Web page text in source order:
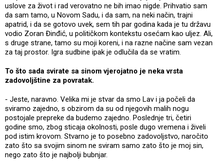
uslove za život i rad verovatno ne bih imao nigde. Prihvatio sam
da sam tamo, u Novom Sadu, i da sam, na neki način, trajni
apatrid, i da se gotovo uvek, sem tih par godina kada je tu državu
vodio Zoran Đinđić, u političkom kontekstu osećam kao uljez. Ali,
s druge strane, tamo su moji koreni, i na razne načine sam vezan
za taj prostor. Igra sudbine ipak je odlučila da se vratim.
To što sada svirate sa sinom vjerojatno je neka vrsta
zadovoljštine za povratak.
- Jeste, naravno. Velika mi je stvar da smo Lav i ja počeli da
sviramo zajedno, s obzirom da su od njegovih malih nogu
postojale prepreke da budemo zajedno. Poslednje tri, četiri
godine smo, zbog sticaja okolnosti, posle dugo vremena i živeli
pod istim krovom. Stvarno je to posebno zadovoljstvo, naročito
zato što sa svojim sinom ne sviram samo zato što je moj sin,
nego zato što je najbolji bubnjar.